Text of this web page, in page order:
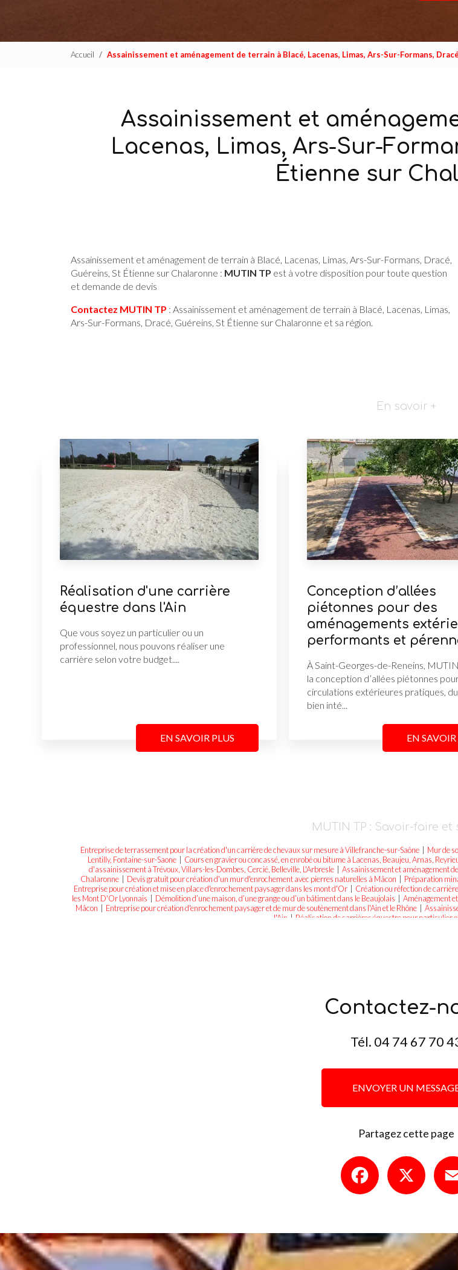
Accueil Assainissement et aménagement de terrain à Blacé, Lacenas, Limas, Ars-Sur-Formans,
Assainissement et
Lacenas, Limas, Ars-Sur-
Étienne sur
Assainissement et aménagement de terrain à Blacé, Lacenas, Limas, Ars-Sur-Formans, Dracé,
Guéreins, St Étienne sur Chalaronne : MUTIN TP est à votre disposition pour toute question
et demande de devis
Contactez MUTIN TP : Assainissement et aménagement de terrain à Blacé, Lacenas, Limas,
Ars-Sur-Formans, Dracé, Guéreins, St Étienne sur Chalaronne et sa région.
En savoir +
Réalisation d'une carrière
équestre dans l'Ain
Que vous soyez un particulier ou un
professionnel, nous pouvons réaliser une
carrière selon votre budget....
EN SAVOIR PLUS
Conception d’allées
piétonnes pour des
aménagements
performants et
À Saint-Georges-de-Reneins,
la conception d’allées piétonnes
circulations extérieures pratiques,
bien inté...
EN SAVOIR
MUTIN TP : Savoir-faire et
Entreprise de terrassement pour la création d'un carrière de chevaux sur mesure à Villefranche-sur-Saône
Mur de
Lentilly, Fontaine-sur-Saone| Cours en gravier ou concassé, en enrobé ou bitume à Lacenas, Beaujeu, Arnas,
d'assainissement à Trévoux, Villars-les-Dombes, Cercié, Belleville, L'Arbresle
Assainissement et aménagement
Chalaronne| Devis gratuit pour création d'un mur d'enrochement avec pierres naturelles à Mâcon Préparation
Entreprise pour création et mise en place d'enrochement paysager dans les mont d'Or
Création ou réfection de
les Mont D'Or Lyonnais
Démolition d’une maison, d’une grange ou d’un bâtiment dans le Beaujolais
Aménagement
Mâcon
Entreprise pour création d'enrochement paysager et de mur de soutènement dans l'Ain et le Rhône
l'Ain | Réalisation de carrières équestre pour particulier
Contactez-
Tél. 04 74 67 70
ENVOYER UN
Partagez cette page
Facebook